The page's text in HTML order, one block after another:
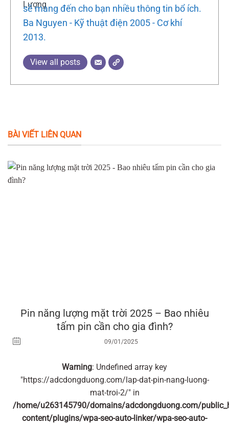
sẽ mang đến cho bạn nhiều thông tin bổ ích.
Ba Nguyen - Kỹ thuật điện 2005 - Cơ khí
2013.
View all posts
BÀI VIẾT LIÊN QUAN
Pin năng lượng mặt trời 2025 – Bao nhiêu
tấm pin cần cho gia đình?
09/01/2025
Warning: Undefined array key
"https://adcdongduong.com/lap-dat-pin-nang-luong-
mat-troi-2/" in
/home/u263145790/domains/adcdongduong.com/
content/plugins/wpa-seo-auto-linker/wpa-seo-auto-